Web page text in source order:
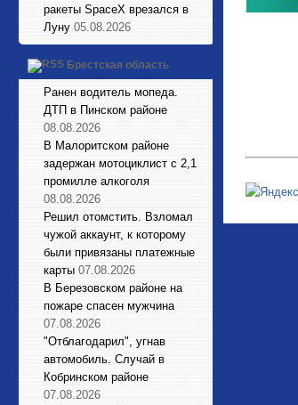
ракеты SpaceX врезался в
Луну 05.08.2026
Брестская область
Ранен водитель мопеда.
ДТП в Пинском районе
08.08.2026
В Малоритском районе
задержан мотоциклист с 2,1
промилле алкоголя
08.08.2026
Решил отомстить. Взломал
чужой аккаунт, к которому
были привязаны платежные
карты 07.08.2026
В Березовском районе на
пожаре спасен мужчина
07.08.2026
"Отблагодарил", угнав
автомобиль. Случай в
Кобринском районе
07.08.2026